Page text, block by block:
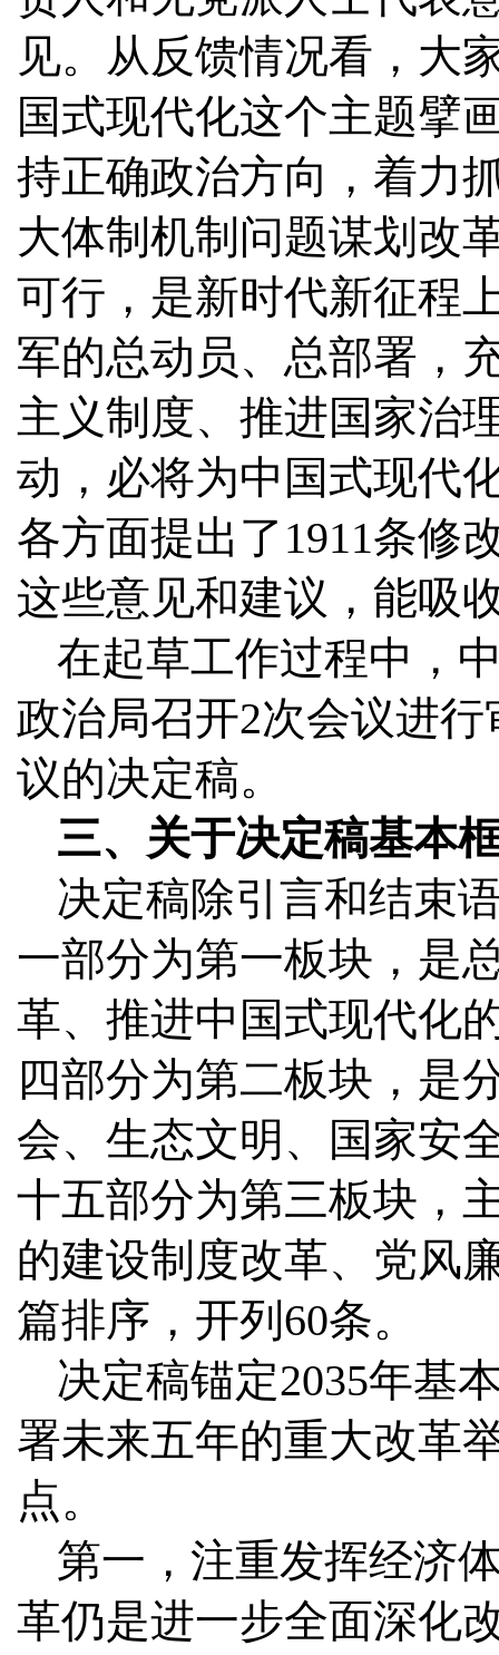
见。从反馈情况看，大
国式现代化这个主题擘
持正确政治方向，着力
大体制机制问题谋划改
可行，是新时代新征程
军的总动员、总部署，
主义制度、推进国家治
动，必将为中国式现代
各方面提出了1911条修
这些意见和建议，能吸
在起草工作过程中，
政治局召开2次会议进
议的决定稿。
三、关于决定稿基本
决定稿除引言和结束
一部分为第一板块，是
革、推进中国式现代化
四部分为第二板块，是
会、生态文明、国家安
十五部分为第三板块，
的建设制度改革、党风
篇排序，开列60条。
决定稿锚定2035年基
署未来五年的重大改革
点。
第一，注重发挥经济
革仍是进一步全面深化